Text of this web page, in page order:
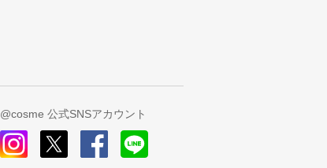
@cosme 公式SNSアカウント